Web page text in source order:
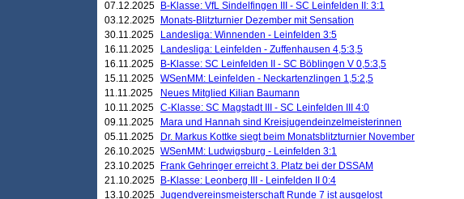
07.12.2025
B-Klasse: VfL Sindelfingen III - SC Leinfelden II: 3:1
03.12.2025
Monats-Blitzturnier Dezember mit Sensation
30.11.2025
Landesliga: Winnenden - Leinfelden 3:5
16.11.2025
Landesliga: Leinfelden - Zuffenhausen 4,5:3,5
16.11.2025
B-Klasse: SC Leinfelden II - SC Böblingen V 0,5:3,5
15.11.2025 WSenMM: Leinfelden - Neckartenzlingen 1,5:2,5
11.11.2025
Neues Mitglied Kilian Baumann
10.11.2025 C-Klasse: SC Magstadt III - SC Leinfelden III 4:0
09.11.2025
Mara und Hannah sind Kreisjugendeinzelmeisterinnen
05.11.2025
Dr. Markus Kottke siegt beim Monatsblitzturnier November
26.10.2025 WSenMM: Ludwigsburg - Leinfelden 3:1
23.10.2025
Frank Gehringer erreicht 3. Platz bei der DSSAM
21.10.2025
B-Klasse: Leonberg III - Leinfelden II 0:4
13.10.2025 Jugendvereinsmeisterschaft Runde 7 ist ausgelost